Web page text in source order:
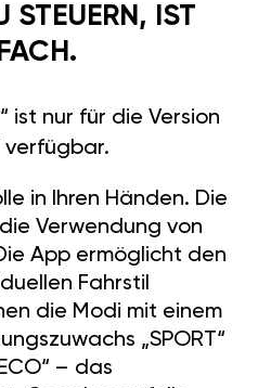
STEUERN, IST
ist nur für die Version
verfügbar.
in Ihren Händen. Die
Verwendung von
App ermöglicht den
Fahrstil
die Modi mit einem
„SPORT“
– das